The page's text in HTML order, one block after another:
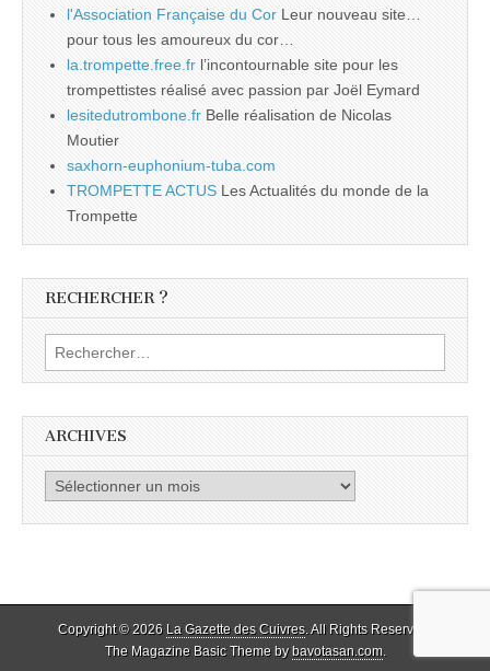
l'Association Française du Cor Leur nouveau site…
pour tous les amoureux du cor…
la.trompette.free.fr l’incontournable site pour les
trompettistes réalisé avec passion par Joël Eymard
lesitedutrombone.fr Belle réalisation de Nicolas
Moutier
saxhorn-euphonium-tuba.com
TROMPETTE ACTUS Les Actualités du monde de la
Trompette
RECHERCHER ?
Rechercher :
ARCHIVES
Archives
Copyright © 2026 La Gazette des Cuivres. All Rights Reserved.
The Magazine Basic Theme bybavotasan.com.